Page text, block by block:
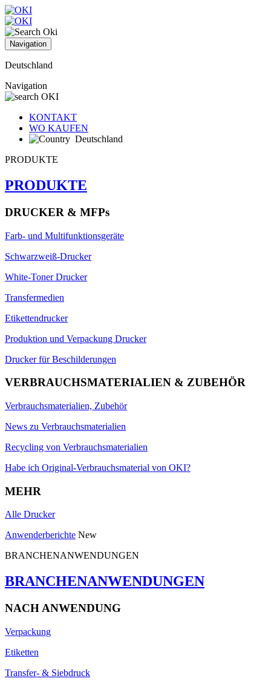
Navigation
Deutschland
Navigation
KONTAKT
WO KAUFEN
Deutschland
PRODUKTE
PRODUKTE
DRUCKER & MFPs
Farb- und Multifunktionsgeräte
Schwarzweiß-Drucker
White-Toner Drucker
Transfermedien
Etikettendrucker
Produktion und Verpackung Drucker
Drucker für Beschilderungen
VERBRAUCHSMATERIALIEN & ZUBEHÖR
Verbrauchsmaterialien, Zubehör
News zu Verbrauchsmaterialien
Recycling von Verbrauchsmaterialien
Habe ich Original-Verbrauchsmaterial von OKI?
MEHR
Alle Drucker
Anwenderberichte New
BRANCHENANWENDUNGEN
BRANCHENANWENDUNGEN
NACH ANWENDUNG
Verpackung
Etiketten
Transfer- & Siebdruck